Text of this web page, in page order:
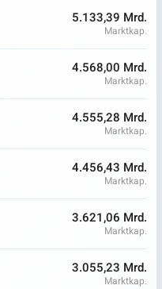
5.133,39 Mrd.
Marktkap.
4.568,00 Mrd.
Marktkap.
4.555,28 Mrd.
Marktkap.
4.456,43 Mrd.
Marktkap.
3.621,06 Mrd.
Marktkap.
3.055,23 Mrd.
Marktkap.